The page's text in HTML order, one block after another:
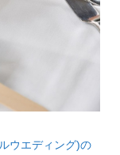
ウエディング)の